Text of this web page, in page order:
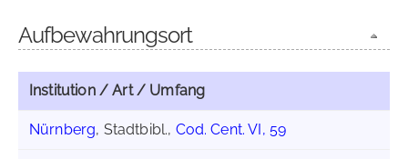
Aufbewahrungsort
Institution / Art / Umfang
Nürnberg, Stadtbibl., Cod. Cent. VI, 59